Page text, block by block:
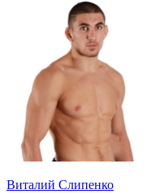
Виталий Слипенко